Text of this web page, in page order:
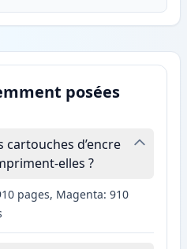
posées
cartouches d’encre
elles ?
pages, Magenta: 910